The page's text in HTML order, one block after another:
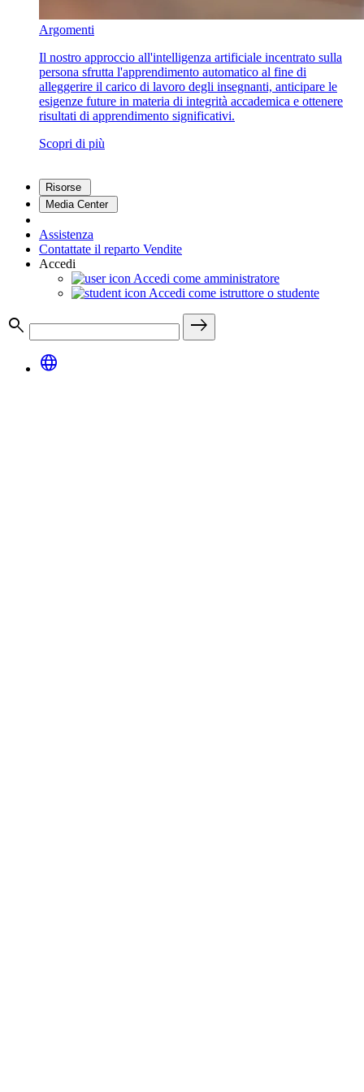
Argomenti
Il nostro approccio all'intelligenza artificiale incentrato sulla
persona sfrutta l'apprendimento automatico al fine di
alleggerire il carico di lavoro degli insegnanti, anticipare le
esigenze future in materia di integrità accademica e ottenere
risultati di apprendimento significativi.
Scopri di più
Risorse
Media Center
Assistenza
Contattate il reparto Vendite
Accedi
Accedi come amministratore
Accedi come istruttore o studente
search
east
language